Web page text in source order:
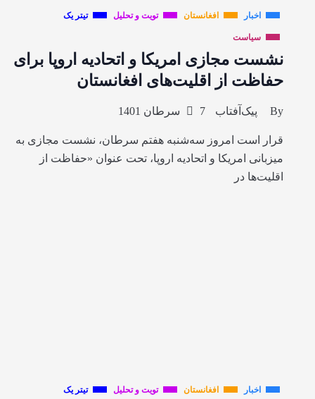
اخبار افغانستان تویت و تحلیل تیتر یک
سیاست
نشست مجازی امریکا و اتحادیه اروپا برای
حفاظت از اقلیت‌های افغانستان
By پیک‌آفتاب 7 سرطان 1401
قرار است امروز سه‌شنبه هفتم سرطان، نشست مجازی به
میزبانی امریکا و اتحادیه اروپا، تحت عنوان «حفاظت از
اقلیت‌ها در
اخبار افغانستان تویت و تحلیل تیتر یک